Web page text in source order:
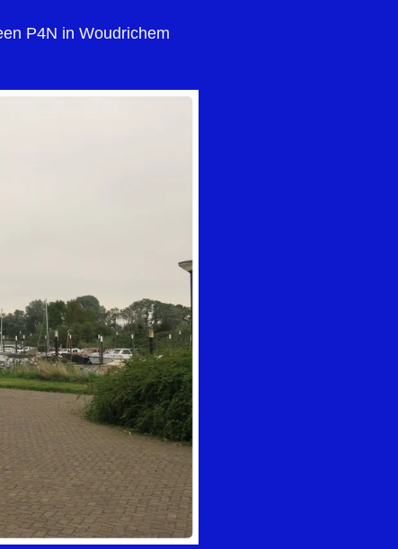
P4N in Woudrichem